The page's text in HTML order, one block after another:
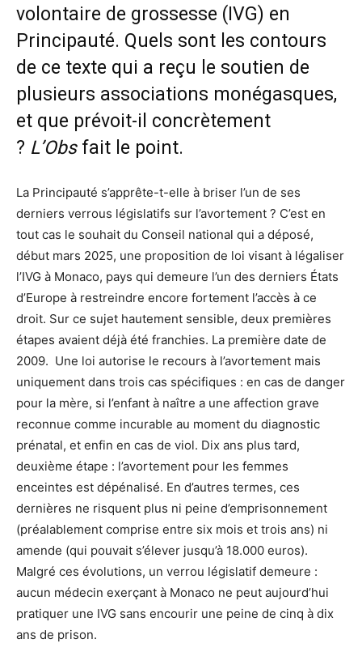
volontaire de grossesse (IVG) en
Principauté. Quels sont les contours
de ce texte qui a reçu le soutien de
plusieurs associations monégasques,
et que prévoit-il concrètement
? L’Obsfait le point.
La Principauté s’apprête-t-elle à briser l’un de ses
derniers verrous législatifs sur l’avortement ? C’est en
tout cas le souhait du Conseil national qui a déposé,
début mars 2025, une proposition de loi visant à légaliser
l’IVG à Monaco, pays qui demeure l’un des derniers États
d’Europe à restreindre encore fortement l’accès à ce
droit. Sur ce sujet hautement sensible, deux premières
étapes avaient déjà été franchies. La première date de
2009. Une loi autorise le recours à l’avortement mais
uniquement dans trois cas spécifiques : en cas de danger
pour la mère, si l’enfant à naître a une affection grave
reconnue comme incurable au moment du diagnostic
prénatal, et enfin en cas de viol. Dix ans plus tard,
deuxième étape : l’avortement pour les femmes
enceintes est dépénalisé. En d’autres termes, ces
dernières ne risquent plus ni peine d’emprisonnement
(préalablement comprise entre six mois et trois ans) ni
amende (qui pouvait s’élever jusqu’à 18.000 euros).
Malgré ces évolutions, un verrou législatif demeure :
aucun médecin exerçant à Monaco ne peut aujourd’hui
pratiquer une IVG sans encourir une peine de cinq à dix
ans de prison.